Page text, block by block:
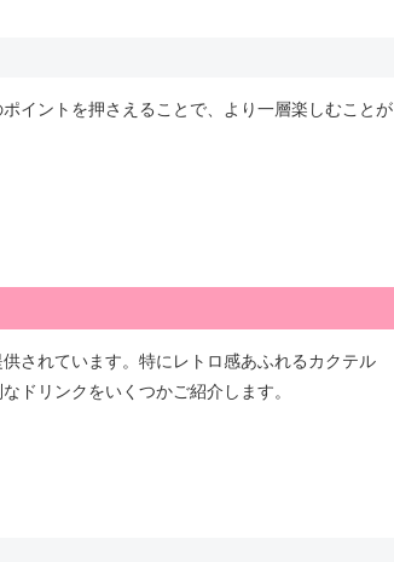
イントを押さえることで、より一層楽しむことが
されています。特にレトロ感あふれるカクテル
ドリンクをいくつかご紹介します。